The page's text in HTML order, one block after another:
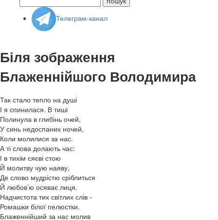
Телеграм-канал
Біля зображення
Блаженнійшого Володимира
Так стало тепло на душі
І я спинилася. В тиші
Полинула в глибінь очей,
У синь недоспаних ночей,
Коли молилися за нас.
А ті слова долають час:
І в тихім сяєві стою
Й молитву чую наяву,
Де слово мудрістю сріблиться
Й любов’ю осяває лиця.
Надчистота тих світлих слів -
Ромашки білої пелюстки.
Блаженнійший за нас молив